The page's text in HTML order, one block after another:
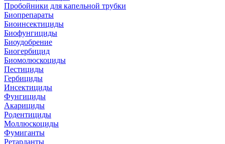
Пробойники для капельной трубки
Биопрепараты
Биоинсектициды
Биофунгициды
Биоудобрение
Биогербицид
Биомолюскоциды
Пестициды
Гербициды
Инсектициды
Фунгициды
Акарициды
Родентициды
Моллюскоциды
Фумиганты
Ретарданты